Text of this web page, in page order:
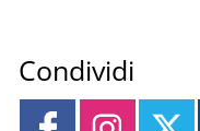
Condividi